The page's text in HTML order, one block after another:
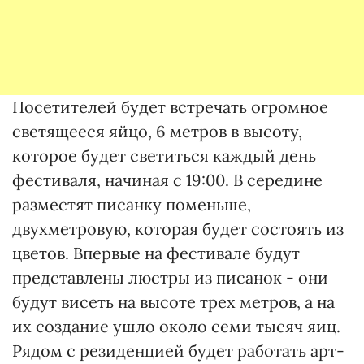
Посетителей будет встречать огромное
светящееся яйцо, 6 метров в высоту,
которое будет светиться каждый день
фестиваля, начиная с 19:00. В середине
разместят писанку поменьше,
двухметровую, которая будет состоять из
цветов. Впервые на фестивале будут
представлены люстры из писанок - они
будут висеть на высоте трех метров, а на
их создание ушло около семи тысяч яиц.
Рядом с резиденцией будет работать арт-